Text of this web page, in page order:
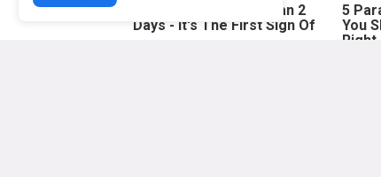
No Poop For More Than 2
Days - It's The First Sign Of
5
You
Right